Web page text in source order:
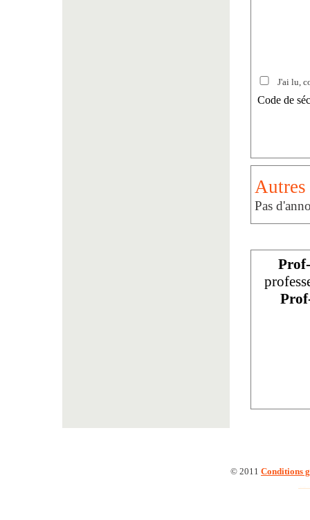
J'ai lu,
Code de
Autres
Pas
© 2011 Conditions